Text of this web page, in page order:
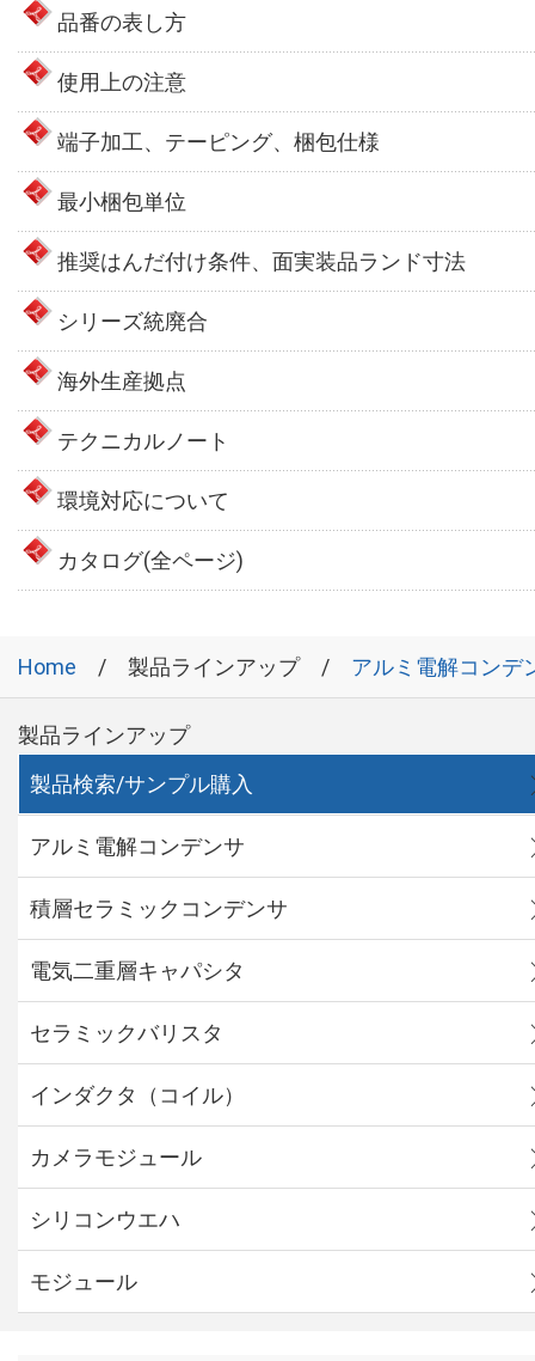
品番の表し方
使用上の注意
端子加工、テーピング、梱包仕様
最小梱包単位
推奨はんだ付け条件、面実装品ランド寸法
シリーズ統廃合
海外生産拠点
テクニカルノート
環境対応について
カタログ(全ページ)
Home 製品ラインアップ アルミ電解コンデ
製品ラインアップ
製品検索/サンプル購入
アルミ電解コンデンサ
積層セラミックコンデンサ
電気二重層キャパシタ
セラミックバリスタ
インダクタ（コイル）
カメラモジュール
シリコンウエハ
モジュール